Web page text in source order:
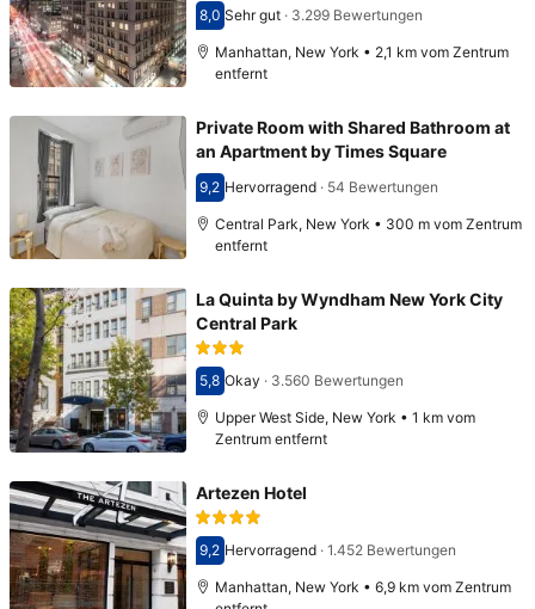
Bewertet mit 8,0
8,0 Sehr gut· 3.299 Bewertungen
Manhattan, New York • 2,1 km vom Zentrum
entfernt
Private Room with Shared Bathroom at
an Apartment by Times Square
Bewertet mit 9,2
9,2 Hervorragend· 54 Bewertungen
Central Park, New York • 300 m vom Zentrum
entfernt
La Quinta by Wyndham New York City
Central Park
Bewertet mit 5,8
5,8 Okay · 3.560 Bewertungen
Upper West Side, New York • 1 km vom
Zentrum entfernt
Artezen Hotel
Bewertet mit 9,2
9,2 Hervorragend· 1.452 Bewertungen
Manhattan, New York • 6,9 km vom Zentrum